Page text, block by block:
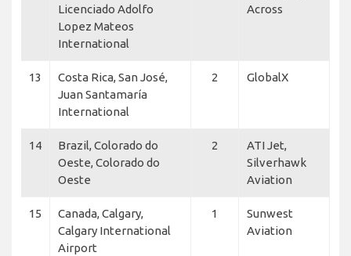
Licenciado Adolfo
Lopez Mateos
International
Across
13
Costa Rica, San José,
Juan Santamaría
International
2 GlobalX
14
Brazil, Colorado do
Oeste, Colorado do
Oeste
2
ATI Jet,
Silverhawk
Aviation
15
Canada, Calgary,
Calgary International
Airport
1
Sunwest
Aviation